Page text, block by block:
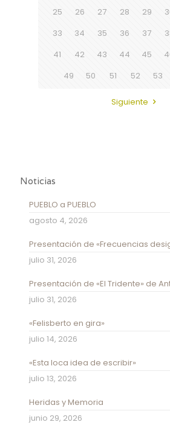
25
26 27 28 29
33
34 35 36 37
41
42 43 44 45
49
50 51 52 53
Siguiente
Noticias
PUEBLO a PUEBLO
agosto 4, 2026
Presentación de «Frecuencias
julio 31, 2026
Presentación de «El Tridente» de
julio 31, 2026
«Felisberto en gira»
julio 14, 2026
«Esta loca idea de escribir»
julio 13, 2026
Heridas y Memoria
junio 29, 2026